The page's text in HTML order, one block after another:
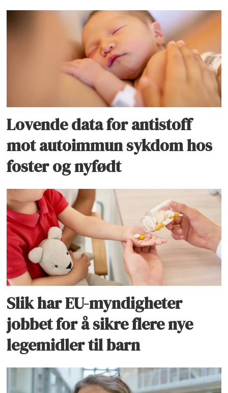
Lovende data for antistoff
mot autoimmun sykdom hos
foster og nyfødt
Slik har EU-myndigheter
jobbet for å sikre flere nye
legemidler til barn